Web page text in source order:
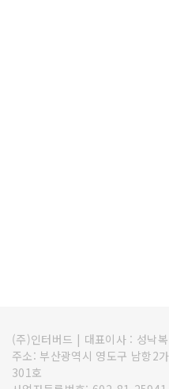
(주)인터버드 | 대표이사 : 성낙복
주소: 부산광역시 영도구 남항2
301호